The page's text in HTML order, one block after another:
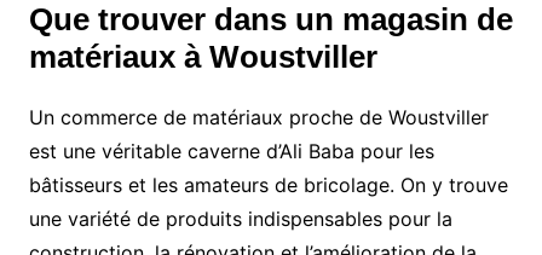
Que trouver dans un magasin de
matériaux à Woustviller
Un commerce de matériaux proche de Woustviller
est une véritable caverne d’Ali Baba pour les
bâtisseurs et les amateurs de bricolage. On y trouve
une variété de produits indispensables pour la